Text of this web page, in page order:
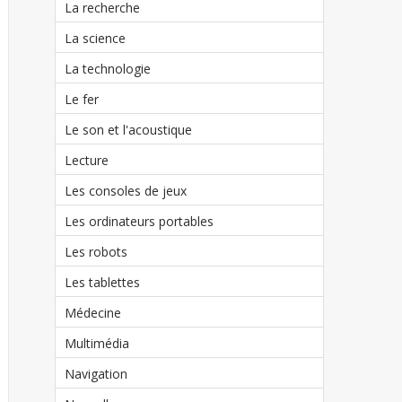
La recherche
La science
La technologie
Le fer
Le son et l'acoustique
Lecture
Les consoles de jeux
Les ordinateurs portables
Les robots
Les tablettes
Médecine
Multimédia
Navigation